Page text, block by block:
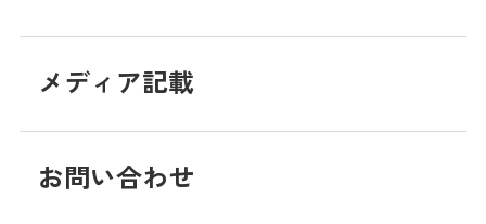
メディア記載
お問い合わせ